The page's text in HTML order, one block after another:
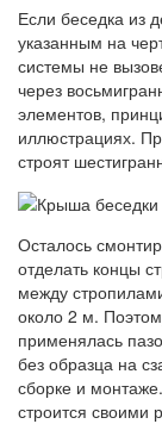
Если беседка из
указанным на
системы не
через
элементов,
иллюстрациях.
строят
Осталось
отделать концы
между
около 2 м.
применялась
без образца на
сборке и
строится своими